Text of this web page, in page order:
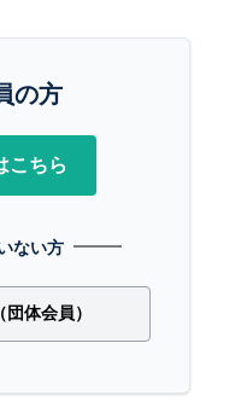
の方
こちら
ない方
体会員）